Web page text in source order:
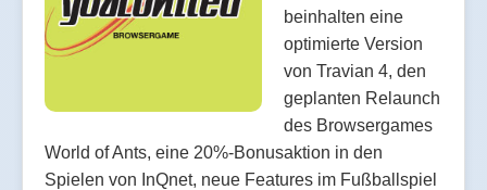
beinhalten eine
optimierte Version
von Travian 4, den
geplanten Relaunch
des Browsergames
World of Ants, eine 20%-Bonusaktion in den
Spielen von InQnet, neue Features im Fußballspiel